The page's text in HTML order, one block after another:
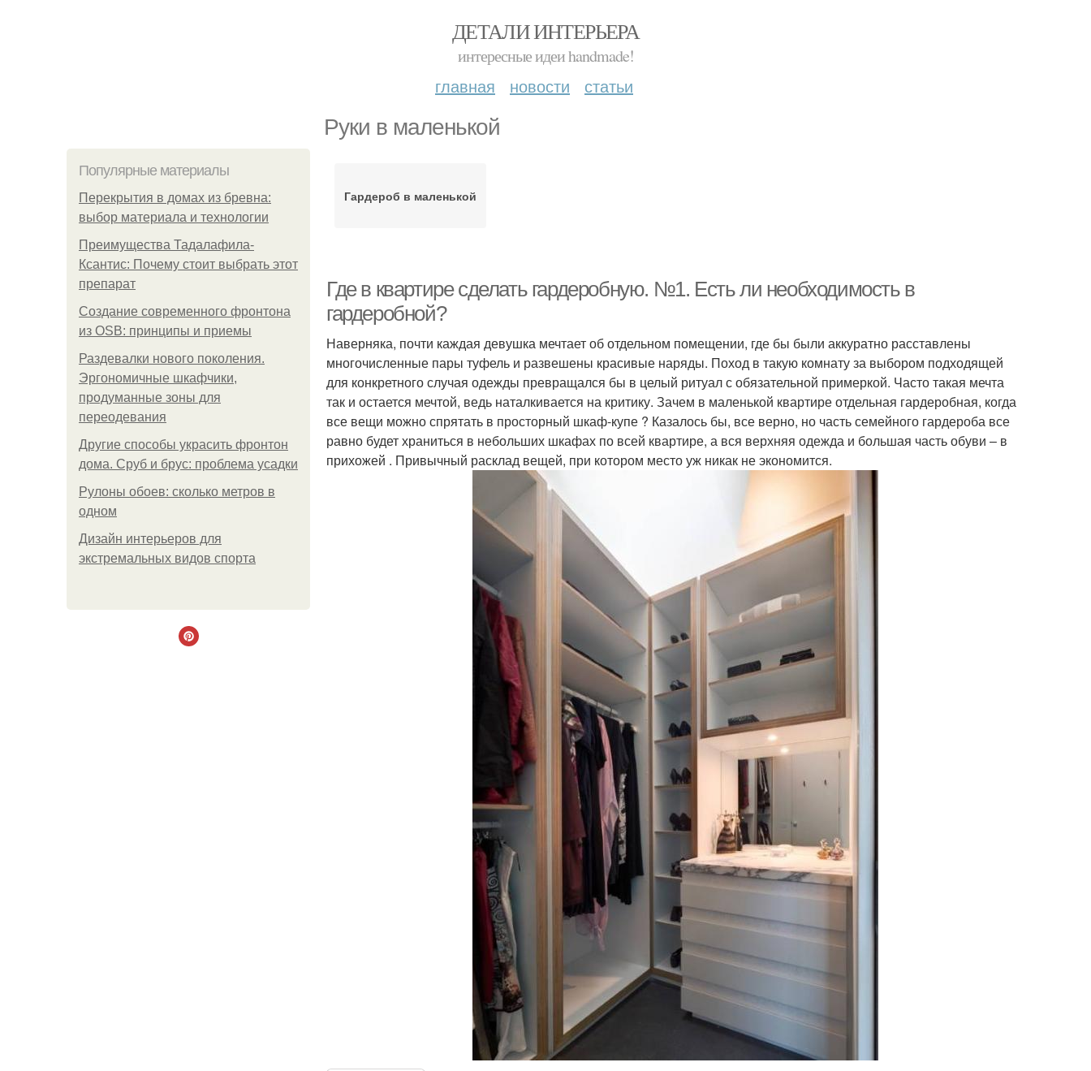
ДЕТАЛИ ИНТЕРЬЕРА
интересные идеи handmade!
главная новости статьи
Руки в маленькой
Популярные материалы
Перекрытия в домах из бревна:
выбор материала и технологии
Преимущества Тадалафила-
Ксантис: Почему стоит выбрать этот
препарат
Создание современного фронтона
из OSB: принципы и приемы
Раздевалки нового поколения.
Эргономичные шкафчики,
продуманные зоны для
переодевания
Другие способы украсить фронтон
дома. Сруб и брус: проблема усадки
Рулоны обоев: сколько метров в
одном
Дизайн интерьеров для
экстремальных видов спорта
Гардероб в маленькой
Где в квартире сделать гардеробную. №1. Есть ли необходимость в
гардеробной?
Наверняка, почти каждая девушка мечтает об отдельном помещении, где бы были аккуратно расставлены
многочисленные пары туфель и развешены красивые наряды. Поход в такую комнату за выбором подходящей
для конкретного случая одежды превращался бы в целый ритуал с обязательной примеркой. Часто такая мечта
так и остается мечтой, ведь наталкивается на критику. Зачем в маленькой квартире отдельная гардеробная, когда
все вещи можно спрятать в просторный шкаф-купе ? Казалось бы, все верно, но часть семейного гардероба все
равно будет храниться в небольших шкафах по всей квартире, а вся верхняя одежда и большая часть обуви – в
прихожей . Привычный расклад вещей, при котором место уж никак не экономится.